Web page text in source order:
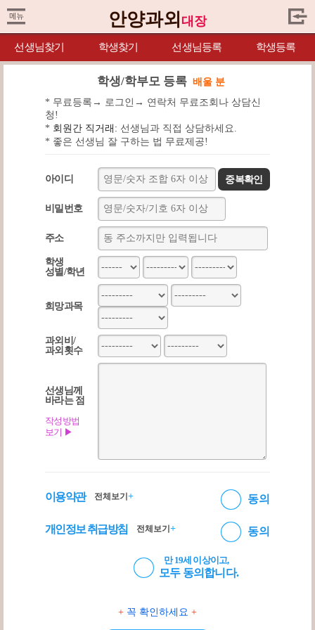
안양과외 대장
선생님찾기 학생찾기 선생님등록 학생등록
학생/학부모 등록 배울 분
* 무료등록→ 로그인→ 연락처 무료조회나 상담신
청!
* 회원간 직거래: 선생님과 직접 상담하세요.
* 좋은 선생님 잘 구하는 법 무료제공!
아이디 중복확인
비밀번호
주소
학생
성별/학년
희망과목
과외비/
과외횟수
선생님께
바라는 점
작성방법
보기 ▶
이용약관 전체보기 + 동의
개인정보 취급방침 전체보기 + 동의
만 19세 이상이고,
모두 동의합니다.
+ 꼭 확인하세요 +